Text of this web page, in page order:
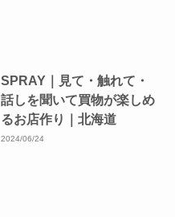
SPRAY｜見て・触れて・
話しを聞いて買物が楽しめ
るお店作り｜北海道
2024/06/24